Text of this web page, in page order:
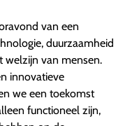
van een
duurzaamheid
welzijn van mensen.
innovatieve
we een toekomst
functioneel zijn,